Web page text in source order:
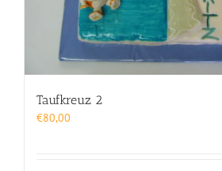
Taufkreuz 2
€80,00